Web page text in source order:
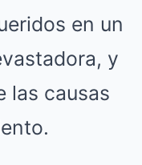
en un
y
las causas